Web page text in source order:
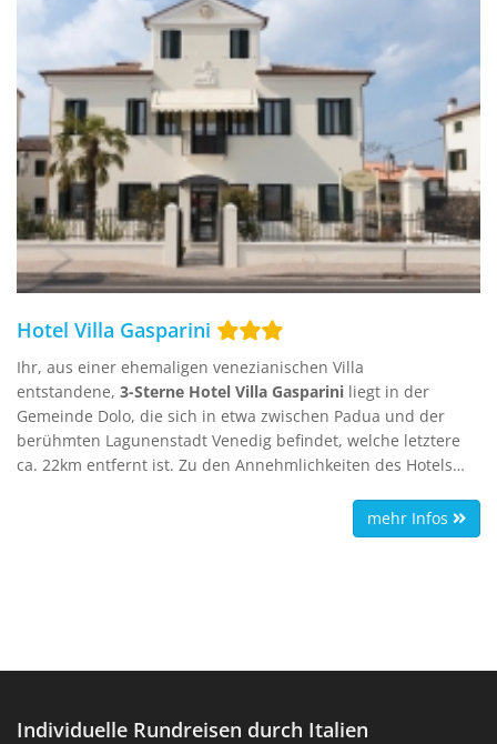
Hotel Villa Gasparini
Ihr, aus einer ehemaligen venezianischen Villa
entstandene, 3-Sterne Hotel Villa Gasparini liegt in der
Gemeinde Dolo, die sich in etwa zwischen Padua und der
berühmten Lagunenstadt Venedig befindet, welche letztere
ca. 22km entfernt ist. Zu den Annehmlichkeiten des Hotels
möblierter Außenterrasse sowie ein privater Parkplatz.
mehr Infos
Individuelle Rundreisen durch Italien